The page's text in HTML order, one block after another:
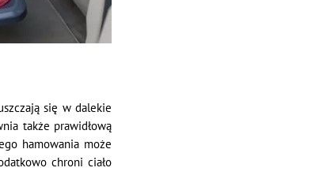
się w dalekie
także prawidłową
hamowania może
chroni ciało